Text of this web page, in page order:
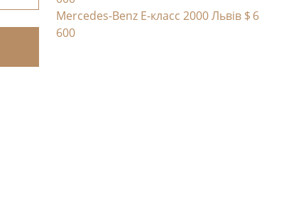
Mercedes-Benz E-класс 2000 Львів $ 6
600